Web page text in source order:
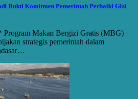
Bukti Komitmen Pemerintah Perbaiki Gizi
Program Makan Bergizi Gratis (MBG)
strategis pemerintah dalam